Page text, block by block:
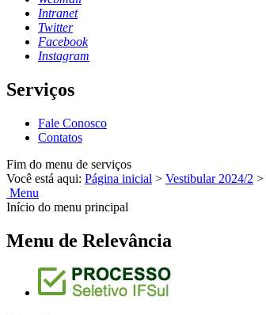
Intranet
Twitter
Facebook
Instagram
Serviços
Fale Conosco
Contatos
Fim do menu de serviços
Você está aqui: Página inicial > Vestibular 2024/2 >
Menu
Início do menu principal
Menu de Relevância